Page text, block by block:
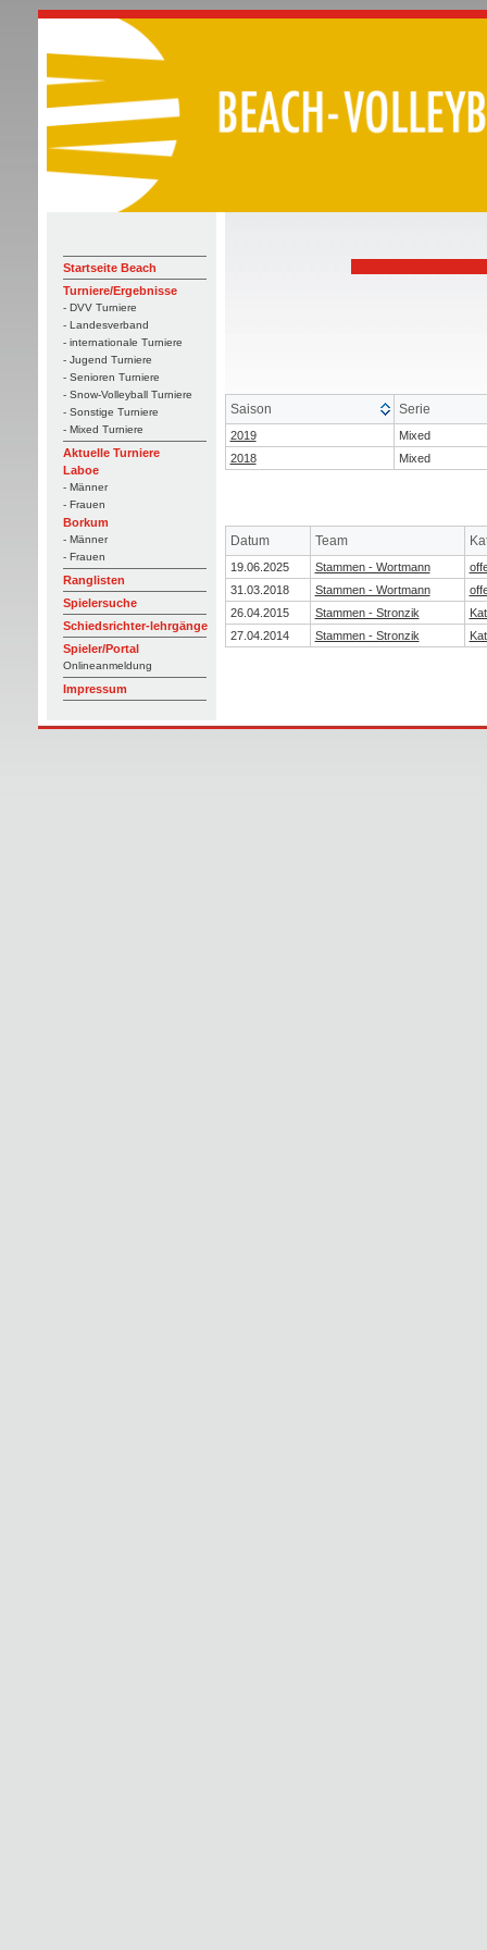
Startseite Beach
Turniere/Ergebnisse
- DVV Turniere
- Landesverband
- internationale Turniere
- Jugend Turniere
- Senioren Turniere
- Snow-Volleyball Turniere
- Sonstige Turniere
- Mixed Turniere
Aktuelle Turniere
Laboe
- Männer
- Frauen
Borkum
- Männer
- Frauen
Ranglisten
Spielersuche
Schiedsrichter-lehrgänge
Spieler/Portal
Onlineanmeldung
Impressum
Saison Serie
2019
Mixed
2018
Mixed
Datum Team
19.06.2025 Stammen - Wortmann
31.03.2018
Stammen - Wortmann
26.04.2015
Stammen - Stronzik
27.04.2014
Stammen - Stronzik